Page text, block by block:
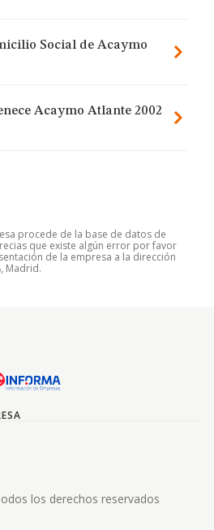
Social de Acaymo
Acaymo Atlante 2002
procede de la base de datos de
que existe algún error por favor
de la empresa a la dirección
Madrid.
los derechos reservados